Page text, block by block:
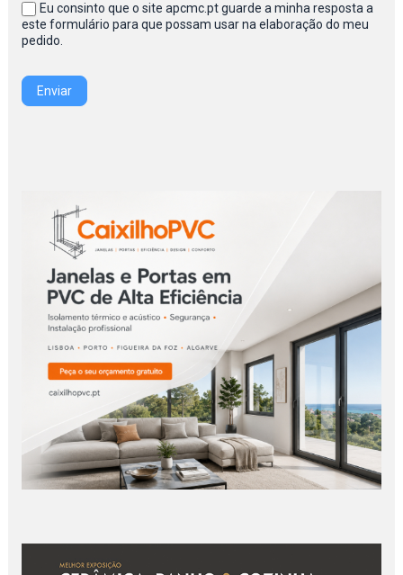
Eu consinto que o site apcmc.pt guarde a minha resposta a
este formulário para que possam usar na elaboração do meu
pedido.
Enviar